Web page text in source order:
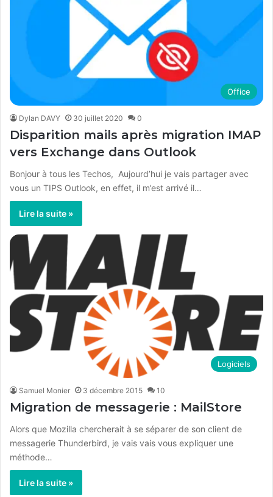
Office
Dylan DAVY 30 juillet 2020 0
Disparition mails après migration IMAP
vers Exchange dans Outlook
Bonjour à tous les Techos, Aujourd’hui je vais partager avec
vous un TIPS Outlook, en effet, il m’est arrivé il…
Lire la suite »
Logiciels
Samuel Monier 3 décembre 2015 10
Migration de messagerie : MailStore
Alors que Mozilla chercherait à se séparer de son client de
messagerie Thunderbird, je vais vais vous expliquer une
méthode…
Lire la suite »